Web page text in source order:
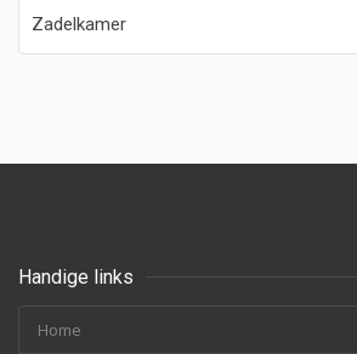
Zadelkamer
Handige links
Home